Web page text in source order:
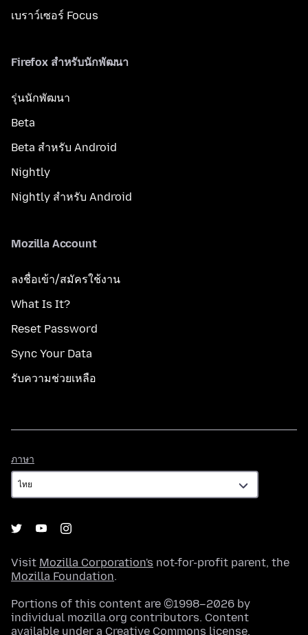
เบราว์เซอร์ Focus
Firefox สำหรับนักพัฒนา
รุ่นนักพัฒนา
Beta
Beta สำหรับ Android
Nightly
Nightly สำหรับ Android
Mozilla Account
ลงชื่อเข้า/สมัครใช้งาน
What Is It?
Reset Password
Sync Your Data
รับความช่วยเหลือ
ภาษา
Visit Mozilla Corporation's not-for-profit parent, the
Mozilla Foundation.
Portions of this content are ©1998–2026 by
individual mozilla.org contributors. Content
available under a Creative Commons license.